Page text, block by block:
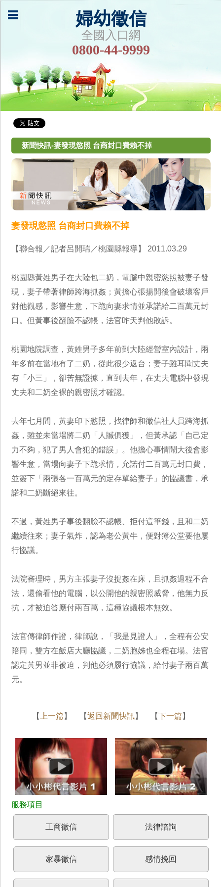
婦幼徵信
全國入口網
0800-44-9999
新聞快訊-妻發現慾照 台商封口費賴不掉
妻發現慾照 台商封口費賴不掉
【聯合報／記者呂開瑞／桃園縣報導】 2011.03.29
桃園縣黃姓男子在大陸包二奶，電腦中親密慾照被妻子發
現，妻子帶著律師跨海抓姦；黃擔心張揚開後會破壞客戶
對他觀感，影響生意，下跪向妻求情並承諾給二百萬元封
口。但黃事後翻臉不認帳，法官昨天判他敗訴。
桃園地院調查，黃姓男子多年前到大陸經營室內設計，兩
年多前在當地有了二奶，從此很少返台；妻子雖耳聞丈夫
有「小三」，卻苦無證據，直到去年，在丈夫電腦中發現
丈夫和二奶全裸的親密照才確認。
去年七月間，黃妻印下慾照，找律師和徵信社人員跨海抓
姦，雖並未當場將二奶「人贓俱獲」，但黃承認「自己定
力不夠，犯了男人會犯的錯誤」。他擔心事情鬧大後會影
響生意，當場向妻子下跪求情，允諾付二百萬元封口費，
並簽下「兩張各一百萬元的定存單給妻子」的協議書，承
諾和二奶斷絕來往。
不過，黃姓男子事後翻臉不認帳、拒付這筆錢，且和二奶
繼續往來；妻子氣炸，認為老公黃牛，便對簿公堂要他屢
行協議。
法院審理時，男方主張妻子沒捉姦在床，且抓姦過程不合
法，還偷看他的電腦，以公開他的親密照威脅，他無力反
抗，才被迫答應付兩百萬，這種協議根本無效。
法官傳律師作證，律師說，「我是見證人」，全程有公安
陪同，雙方在飯店大廳協議，二奶胞姊也全程在場。法官
認定黃男並非被迫，判他必須履行協議，給付妻子兩百萬
元。
【 上一篇 】 【返回新聞快訊】 【下一篇 】
工商徵信 法律諮詢
家暴徵信 感情挽回